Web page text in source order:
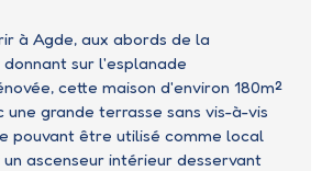
à Agde, aux abords de la
sur l'esplanade
cette maison d'environ 180m²
grande terrasse sans vis-à-vis
pouvant être utilisé comme local
ascenseur intérieur desservant